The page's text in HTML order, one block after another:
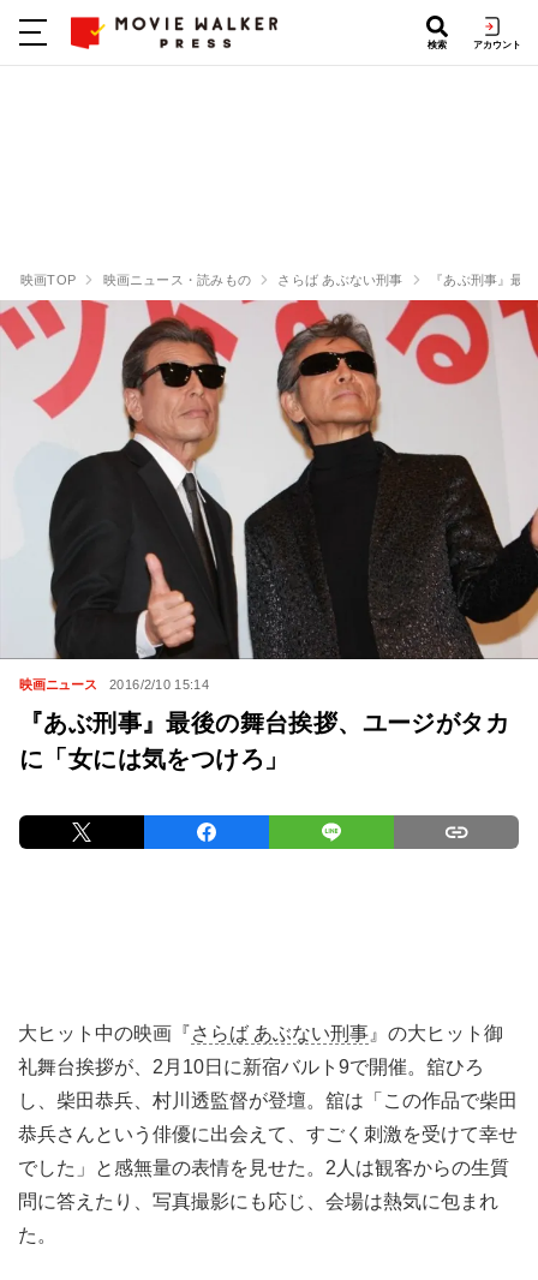
検索 アカウント
映画TOP 映画ニュース・読みもの さらば あぶない刑事 『あぶ刑事』最
映画ニュース 2016/2/10 15:14
『あぶ刑事』最後の舞台挨拶、ユージがタカ
に「女には気をつけろ」
大ヒット中の映画『さらば あぶない刑事 』の大ヒット御
礼舞台挨拶が、2月10日に新宿バルト9で開催。舘ひろ
し、柴田恭兵、村川透監督が登壇。舘は「この作品で柴田
恭兵さんという俳優に出会えて、すごく刺激を受けて幸せ
でした」と感無量の表情を見せた。2人は観客からの生質
問に答えたり、写真撮影にも応じ、会場は熱気に包まれ
た。